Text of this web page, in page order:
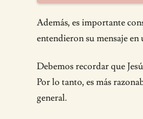
Además, es importante
entendieron su mensaje
Debemos recordar que
Por lo tanto, es más
general.